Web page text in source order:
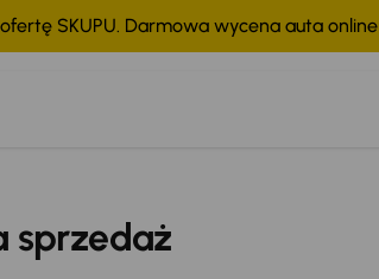
SKUPU. Darmowa wycena auta online
sprzedaż